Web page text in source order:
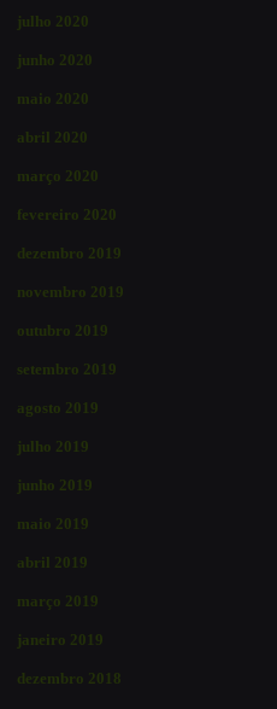
julho 2020
junho 2020
maio 2020
abril 2020
março 2020
fevereiro 2020
dezembro 2019
novembro 2019
outubro 2019
setembro 2019
agosto 2019
julho 2019
junho 2019
maio 2019
abril 2019
março 2019
janeiro 2019
dezembro 2018